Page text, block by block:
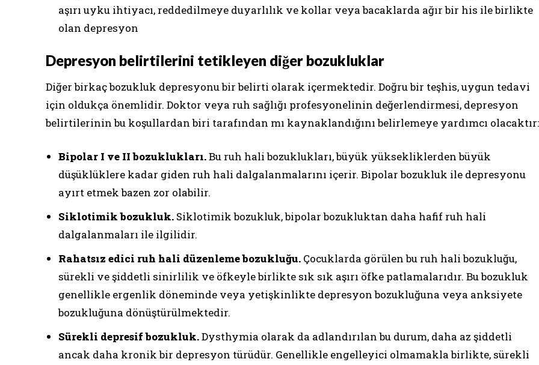
aşırı uyku ihtiyacı, reddedilmeye duyarlılık ve kollar veya bacaklarda ağır bir his ile birlikte
olan depresyon
Depresyon belirtilerini tetikleyen diğer bozukluklar
Diğer birkaç bozukluk depresyonu bir belirti olarak içermektedir. Doğru bir teşhis, uygun tedavi
için oldukça önemlidir. Doktor veya ruh sağlığı profesyonelinin değerlendirmesi, depresyon
belirtilerinin bu koşullardan biri tarafından mı kaynaklandığını belirlemeye yardımcı olacaktır:
Bipolar I ve II bozuklukları.Bu ruh hali bozuklukları, büyük yüksekliklerden büyük
düşüklüklere kadar giden ruh hali dalgalanmalarını içerir. Bipolar bozukluk ile depresyonu
ayırt etmek bazen zor olabilir.
Siklotimik bozukluk. Siklotimik bozukluk, bipolar bozukluktan daha hafif ruh hali
dalgalanmaları ile ilgilidir.
Rahatsız edici ruh hali düzenleme bozukluğu. Çocuklarda görülen bu ruh hali bozukluğu,
sürekli ve şiddetli sinirlilik ve öfkeyle birlikte sık sık aşırı öfke patlamalarıdır. Bu bozukluk
genellikle ergenlik döneminde veya yetişkinlikte depresyon bozukluğuna veya anksiyete
bozukluğuna dönüştürülmektedir.
Sürekli depresif bozukluk.Dysthymia olarak da adlandırılan bu durum, daha az şiddetli
ancak daha kronik bir depresyon türüdür. Genellikle engelleyici olmamakla birlikte, sürekli